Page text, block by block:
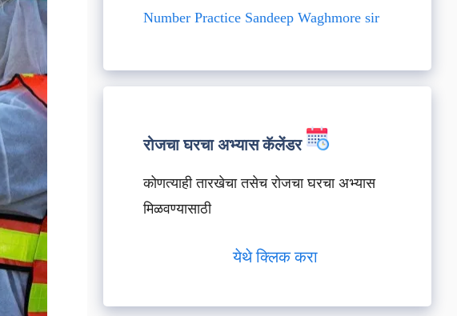
Number Practice Sandeep Waghmore sir
रोजचा घरचा अभ्यास कॅलेंडर
कोणत्याही तारखेचा तसेच रोजचा घरचा अभ्यास
मिळवण्यासाठी
येथे क्लिक करा